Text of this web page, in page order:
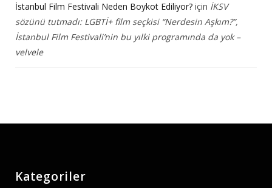
İstanbul Film Festivali Neden Boykot Ediliyor? için İKSV
sözünü tutmadı: LGBTİ+ film seçkisi “Nerdesin Aşkım?”,
İstanbul Film Festivali’nin bu yılki programında da yok –
velvele
Kategoriler